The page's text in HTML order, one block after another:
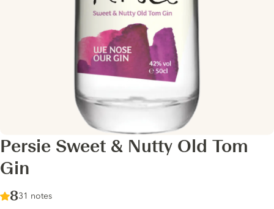
Persie Sweet & Nutty Old Tom
Gin
Score :
8/ 10
31 notes